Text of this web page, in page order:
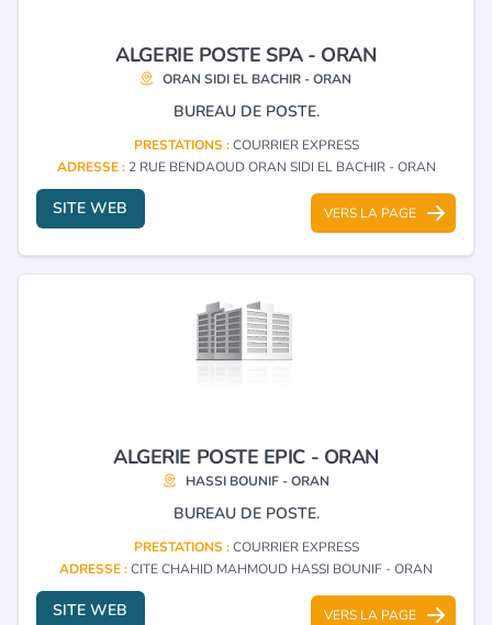
ALGERIE POSTE SPA - ORAN
ORAN SIDI EL BACHIR - ORAN
BUREAU DE POSTE.
PRESTATIONS :COURRIER EXPRESS
ADRESSE : 2 RUE BENDAOUD ORAN SIDI EL BACHIR - ORAN
SITE WEB VERS LA PAGE
ALGERIE POSTE EPIC - ORAN
HASSI BOUNIF - ORAN
BUREAU DE POSTE.
PRESTATIONS :COURRIER EXPRESS
ADRESSE :CITE CHAHID MAHMOUD HASSI BOUNIF - ORAN
SITE WEB VERS LA PAGE